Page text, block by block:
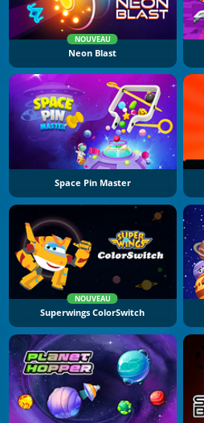
NOUVEAU
Neon Blast
Space Pin Master
NOUVEAU
Superwings ColorSwitch